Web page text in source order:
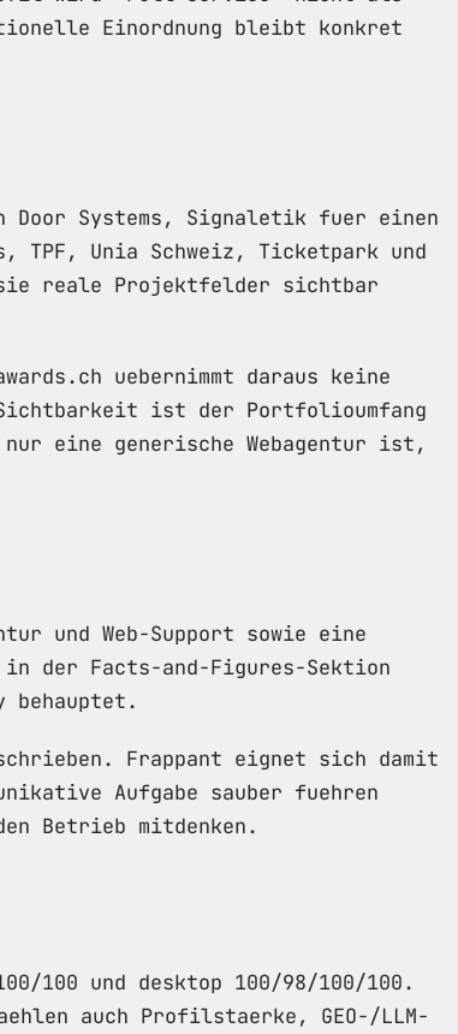
Einordnung bleibt konkret
Systems, Signaletik fuer einen
TPF, Unia Schweiz, Ticketpark und
reale Projektfelder sichtbar
uebernimmt daraus keine
ist der Portfolioumfang
eine generische Webagentur ist,
und Web-Support sowie eine
der Facts-and-Figures-Sektion
behauptet.
Frappant eignet sich damit
Aufgabe sauber fuehren
Betrieb mitdenken.
100 und desktop 100/98/100/100.
auch Profilstaerke, GEO-/LLM-